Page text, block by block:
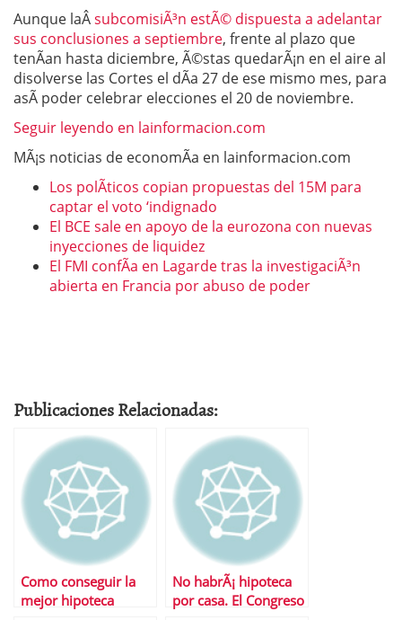
Aunque laÂsubcomisiÃ³n estÃ© dispuesta a adelantar
sus conclusiones a septiembre, frente al plazo que
tenÃ­an hasta diciembre, Ã©stas quedarÃ¡n en el aire al
disolverse las Cortes el dÃ­a 27 de ese mismo mes, para
asÃ­ poder celebrar elecciones el 20 de noviembre.
Seguir leyendo en lainformacion.com
MÃ¡s noticias de economÃ­a en lainformacion.com
Los polÃ­ticos copian propuestas del 15M para
captar el voto ‘indignado
El BCE sale en apoyo de la eurozona con nuevas
inyecciones de liquidez
El FMI confÃ­a en Lagarde tras la investigaciÃ³n
abierta en Francia por abuso de poder
Publicaciones Relacionadas:
Como conseguir la
mejor hipoteca
No habrÃ¡ hipoteca
por casa. El Congreso